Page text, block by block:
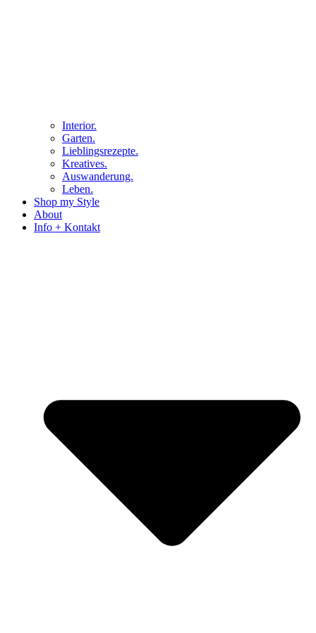
Interior.
Garten.
Lieblingsrezepte.
Kreatives.
Auswanderung.
Leben.
Shop my Style
About
Info + Kontakt